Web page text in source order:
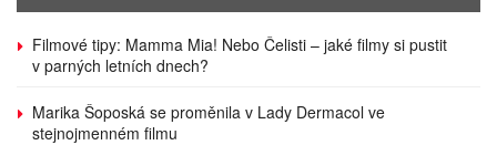
Filmové tipy: Mamma Mia! Nebo Čelisti – jaké filmy si pustit
v parných letních dnech?
Marika Šoposká se proměnila v Lady Dermacol ve
stejnojmenném filmu